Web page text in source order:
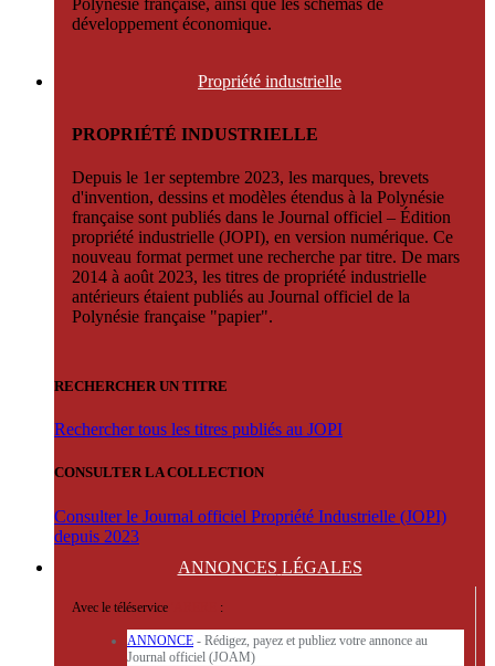
Polynésie française, ainsi que les schémas de
développement économique.
Propriété industrielle
PROPRIÉTÉ INDUSTRIELLE
Depuis le 1er septembre 2023, les marques, brevets
d'invention, dessins et modèles étendus à la Polynésie
française sont publiés dans le Journal officiel – Édition
propriété industrielle (JOPI), en version numérique. Ce
nouveau format permet une recherche par titre. De mars
2014 à août 2023, les titres de propriété industrielle
antérieurs étaient publiés au Journal officiel de la
Polynésie française "papier".
RECHERCHER UN TITRE
Rechercher tous les titres publiés au JOPI
CONSULTER LA COLLECTION
Consulter le Journal officiel Propriété Industrielle (JOPI)
depuis 2023
ANNONCES LÉGALES
Avec le téléservice :
ANNONCE - Rédigez, payez et publiez votre annonce au
Journal officiel (JOAM)